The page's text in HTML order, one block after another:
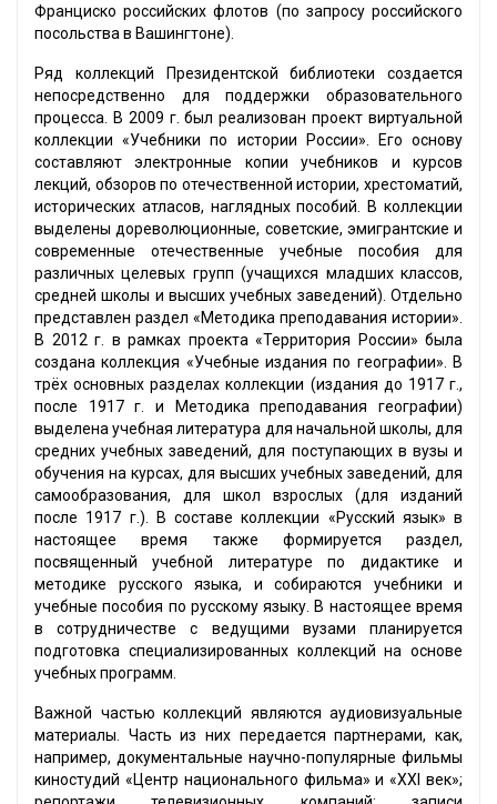
Франциско российских флотов (по запросу российского
посольства в Вашингтоне).
Ряд коллекций Президентской библиотеки создается
непосредственно для поддержки образовательного
процесса. В 2009 г. был реализован проект виртуальной
коллекции «Учебники по истории России». Его основу
составляют электронные копии учебников и курсов
лекций, обзоров по отечественной истории, хрестоматий,
исторических атласов, наглядных пособий. В коллекции
выделены дореволюционные, советские, эмигрантские и
современные отечественные учебные пособия для
различных целевых групп (учащихся младших классов,
средней школы и высших учебных заведений). Отдельно
представлен раздел «Методика преподавания истории».
В 2012 г. в рамках проекта «Территория России» была
создана коллекция «Учебные издания по географии». В
трёх основных разделах коллекции (издания до 1917 г.,
после 1917 г. и Методика преподавания географии)
выделена учебная литература для начальной школы, для
средних учебных заведений, для поступающих в вузы и
обучения на курсах, для высших учебных заведений, для
самообразования, для школ взрослых (для изданий
после 1917 г.). В составе коллекции «Русский язык» в
настоящее время также формируется раздел,
посвященный учебной литературе по дидактике и
методике русского языка, и собираются учебники и
учебные пособия по русскому языку. В настоящее время
в сотрудничестве с ведущими вузами планируется
подготовка специализированных коллекций на основе
учебных программ.
Важной частью коллекций являются аудиовизуальные
материалы. Часть из них передается партнерами, как,
например, документальные научно-популярные фильмы
киностудий «Центр национального фильма» и «XXI век»;